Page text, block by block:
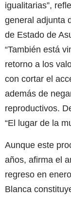
igualitarias”,
general adjunta
de Estado de
“También está
retorno a los
con cortar el
además de
reproductivos.
“El lugar de la
Aunque este
años, afirma el
regreso en
Blanca